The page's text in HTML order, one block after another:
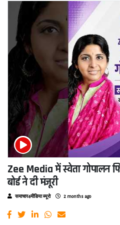
Zee Media में स्वेता गोपालन
बोर्ड ने दी मंजूरी
समाचार4मीडिया ब्यूरो 2 months ago